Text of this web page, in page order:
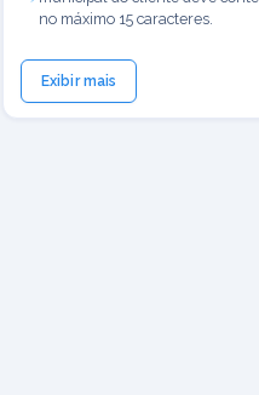
no máximo 15 caracteres.
Exibir mais